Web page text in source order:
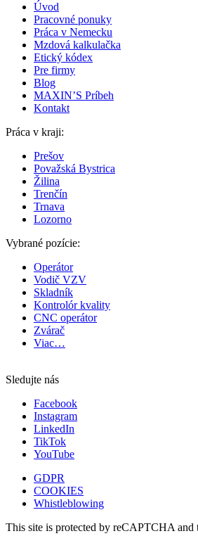
Úvod
Pracovné ponuky
Práca v Nemecku
Mzdová kalkulačka
Etický kódex
Pre firmy
Blog
MAXIN’S Príbeh
Kontakt
Práca v kraji:
Prešov
Považská Bystrica
Žilina
Trenčín
Trnava
Lozorno
Vybrané pozície:
Operátor
Vodič VZV
Skladník
Kontrolór kvality
CNC operátor
Zvárač
Viac…
Sledujte nás
Facebook
Instagram
LinkedIn
TikTok
YouTube
GDPR
COOKIES
Whistleblowing
This site is protected by reCAPTCHA and